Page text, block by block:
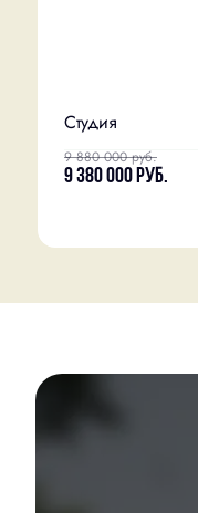
Студия
9 880 000руб.
9 380 000руб.